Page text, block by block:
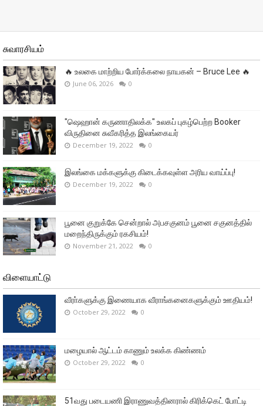
சுவாரசியம்
🔥 உலகை மாற்றிய போர்க்கலை நாயகன் – Bruce Lee 🔥
June 06, 2026 0
"ஷெஹான் கருணாதிலக்க" உலகப் புகழ்பெற்ற Booker
விருதினை சுவீகரித்த இலங்கையர்
December 19, 2022 0
இலங்கை மக்களுக்கு கிடைக்கவுள்ள அரிய வாய்ப்பு!
December 19, 2022 0
பூனை குறுக்கே சென்றால் அபசகுனம் பூனை சகுனத்தில்
மறைந்திருக்கும் ரகசியம்!
November 21, 2022 0
விளையாட்டு
வீரா்களுக்கு இணையாக வீராங்கனைகளுக்கும் ஊதியம்!
October 29, 2022 0
மழையால் ஆட்டம் காணும் உலக்க கிண்ணம்
October 29, 2022 0
51வது படையணி இராணுவத்தினரால் கிரிக்கெட் போட்டி